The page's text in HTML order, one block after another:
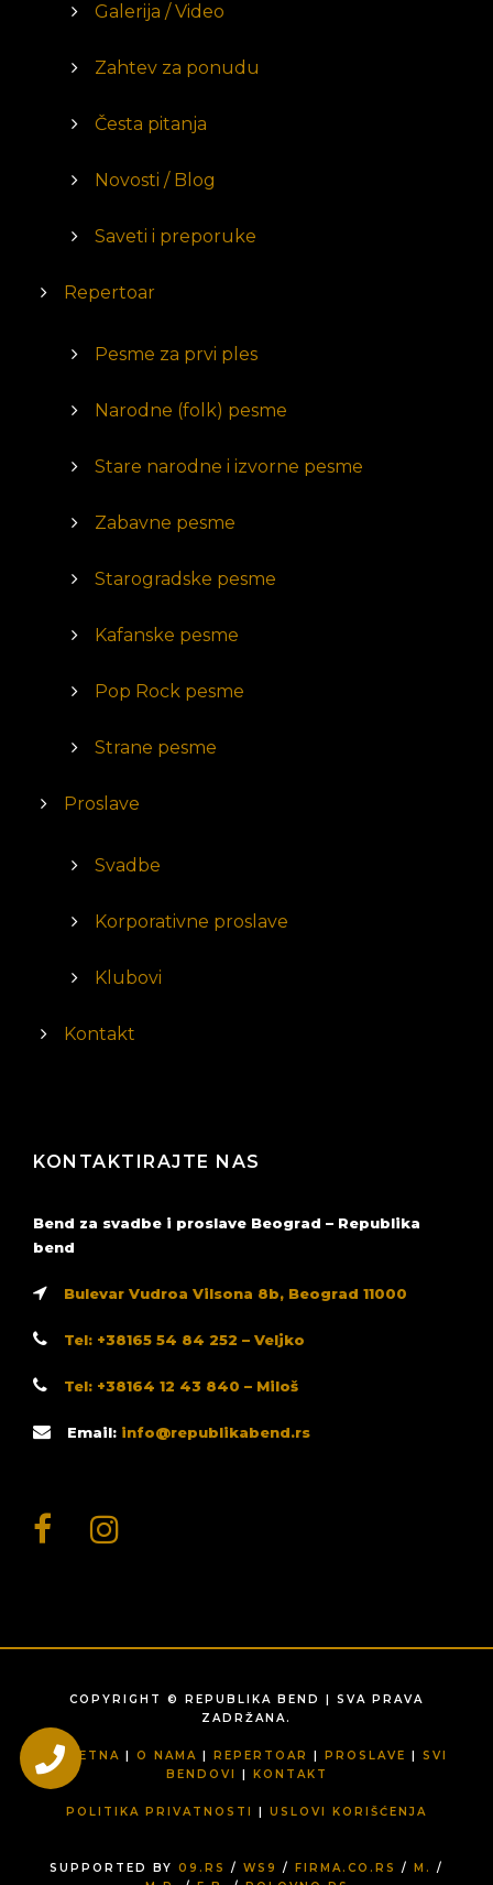
Galerija / Video
Zahtev za ponudu
Česta pitanja
Novosti / Blog
Saveti i preporuke
Repertoar
Pesme za prvi ples
Narodne (folk) pesme
Stare narodne i izvorne pesme
Zabavne pesme
Starogradske pesme
Kafanske pesme
Pop Rock pesme
Strane pesme
Proslave
Svadbe
Korporativne proslave
Klubovi
Kontakt
KONTAKTIRAJTE NAS
Bend za svadbe i proslave Beograd – Republika
bend
Bulevar Vudroa Vilsona 8b, Beograd 11000
Tel: +38165 54 84 252 – Veljko
Tel: +38164 12 43 840 – Miloš
Email: info@republikabend.rs
COPYRIGHT © REPUBLIKA BEND | SVA PRAVA
ZADRŽANA.
POČETNA | O NAMA | REPERTOAR | PROSLAVE | SVI
BENDOVI
| KONTAKT
POLITIKA PRIVATNOSTI | USLOVI KORIŠĆENJA
SUPPORTED BY 09.RS / WS9 / FIRMA.CO.RS / M.
/